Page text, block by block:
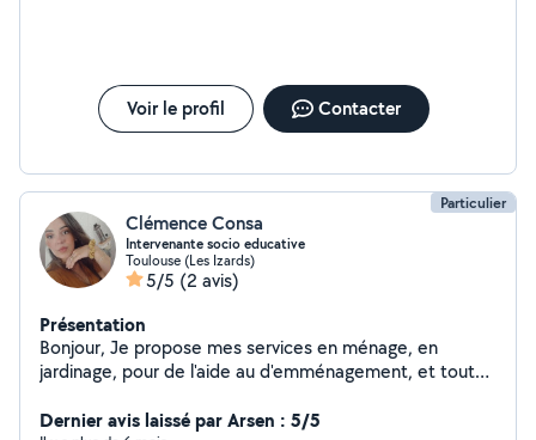
Voir le profil Contacter
Particulier
Clémence Consa
Intervenante socio educative
Toulouse (Les Izards)
5/5 (2 avis)
Présentation
Bonjour, Je propose mes services en ménage, en
jardinage, pour de l'aide au d'emménagement, et tout
la garde d'enfant et d'animaux. Du service à la personne,
Dernier avis laissé par Arsen : 5/5